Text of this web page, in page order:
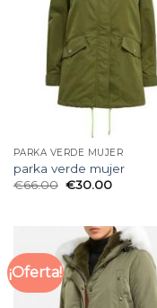
PARKA VERDE MUJER
parka verde mujer
€66.00 €30.00
¡Oferta!